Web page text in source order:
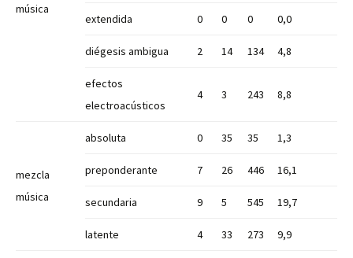
música
extendida 0 0 0 0,0
diégesis ambigua 2 14 134 4,8
efectos
electroacústicos
4 3 243 8,8
mezcla
música
absoluta 0 35 35 1,3
preponderante 7 26 446 16,1
secundaria 9 5 545 19,7
latente 4 33 273 9,9